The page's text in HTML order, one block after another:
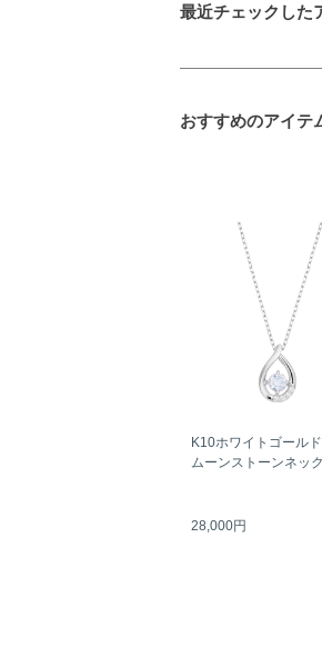
最近チェックした
おすすめのアイテ
K10ホワイトゴール
ムーンストーンネッ
28,000円